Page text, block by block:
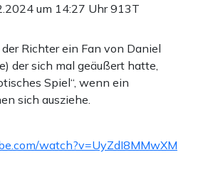
um 14:27 Uhr913T
Richter ein Fan von Daniel
der sich mal geäußert hatte,
Spiel“, wenn ein
sich ausziehe.
watch?v=UyZdI8MMwXM